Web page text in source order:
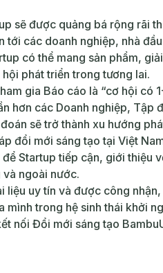
sẽ được quảng bá rộng rãi
các doanh nghiệp, nhà
có thể mang sản phẩm,
phát triển trong tương lai.
gia Báo cáo là “cơ hội có
hơn các Doanh nghiệp, Tập
sẽ trở thành xu hướng
đổi mới sáng tạo tại Việt
Startup tiếp cận, giới thiệu
ngoài nước.
liệu uy tín và được công
trong hệ sinh thái khởi
nối Đổi mới sáng tạo